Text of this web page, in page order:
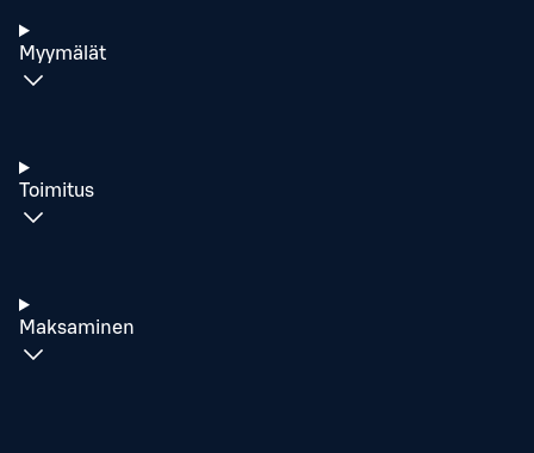
Myymälät
Toimitus
Maksaminen